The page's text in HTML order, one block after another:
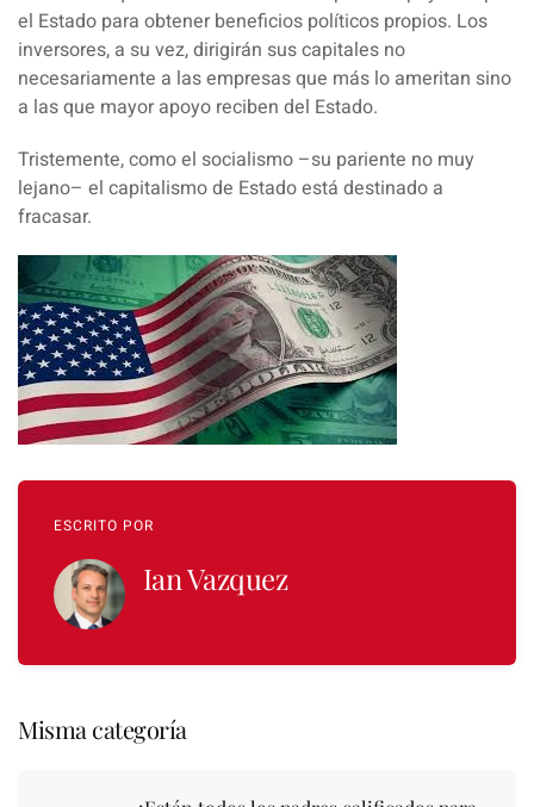
el Estado para obtener beneficios políticos propios. Los
inversores, a su vez, dirigirán sus capitales no
necesariamente a las empresas que más lo ameritan sino
a las que mayor apoyo reciben del Estado.
Tristemente, como el socialismo –su pariente no muy
lejano– el capitalismo de Estado está destinado a
fracasar.
ESCRITO POR
Ian Vazquez
Misma categoría